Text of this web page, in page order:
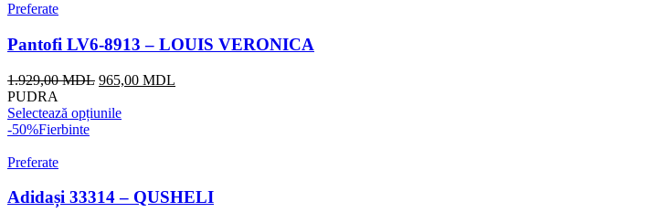
Preferate
Pantofi LV6-8913 – LOUIS VERONICA
1.929,00MDL Prețul
a
965,00 MDL
PUDRA
Selectează opțiunile
-50%Fierbinte
Preferate
Adidași 33314 – QUSHELI